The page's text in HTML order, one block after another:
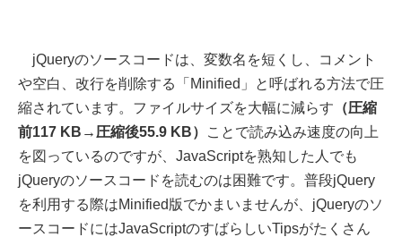
jQueryのソースコードは、変数名を短くし、コメント
や空白、改行を削除する「Minified」と呼ばれる方法で圧
縮されています。ファイルサイズを大幅に減らす （圧縮
前117 KB→圧縮後55.9 KB）
ことで読み込み速度の向上
を図っているのですが、JavaScriptを熟知した人でも
jQueryのソースコードを読むのは困難です。普段jQuery
を利用する際はMinified版でかまいませんが、jQueryのソ
ースコードにはJavaScriptのすばらしいTipsがたくさん